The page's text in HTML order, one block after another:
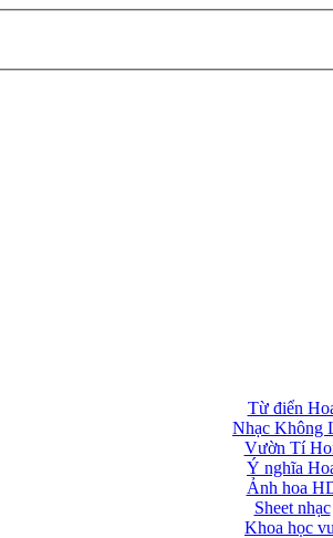
Từ điển
Nhạc Không
Vườn Tí
Ý nghĩa
Ảnh hoa
Sheet nhạc
Khoa học